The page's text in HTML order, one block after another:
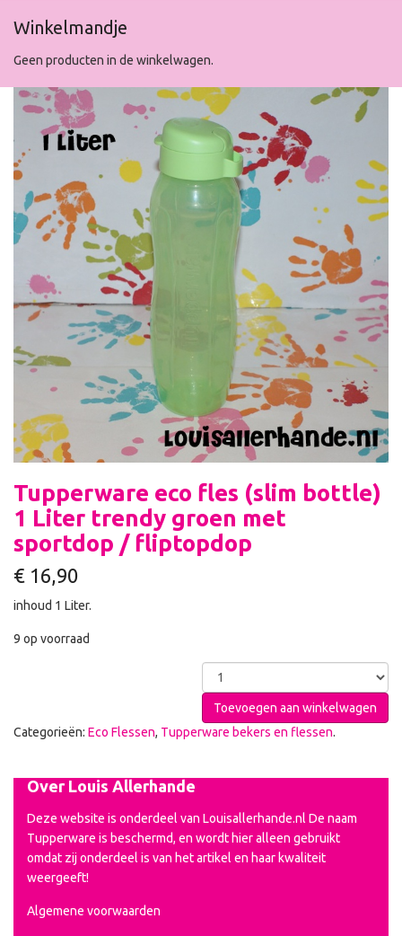
Winkelmandje
Geen producten in de winkelwagen.
Tupperware eco fles (slim bottle)
1 Liter trendy groen met
sportdop / fliptopdop
€ 16,90
inhoud 1 Liter.
9 op voorraad
Toevoegen aan winkelwagen
Categorieën: Eco Flessen, Tupperware bekers en flessen.
Over Louis Allerhande
Deze website is onderdeel van Louisallerhande.nl De naam
Tupperware is beschermd, en wordt hier alleen gebruikt
omdat zij onderdeel is van het artikel en haar kwaliteit
weergeeft!
Algemene voorwaarden